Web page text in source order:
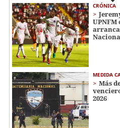
CRÓNICA
arranca
MEDIDA
Más
2026